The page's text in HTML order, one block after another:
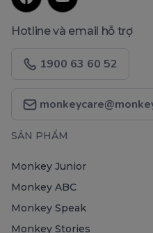
Hotline và email hỗ trợ
1900 63 60 52
SẢN PHẨM
Monkey Junior
Monkey ABC
Monkey Speak
Monkey Stories